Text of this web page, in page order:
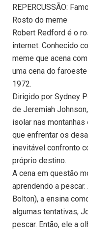
REPERCUSSÃO:
Rosto do meme
Robert Redford é o
internet. Conhecido
meme que acena
uma cena do faroeste
1972.
Dirigido por Sydney
de Jeremiah
isolar nas montanhas
que enfrentar os
inevitável confronto
próprio destino.
A cena em questão
aprendendo a
Bolton), a ensina
algumas tentativas,
pescar. Então, ele a